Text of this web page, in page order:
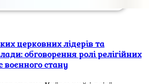
церковних лідерів та
обговорення ролі релігійних
воєнного стану